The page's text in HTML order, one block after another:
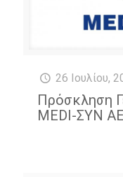
26 Ιουλίου,
Πρόσκληση
MEDI-ΣΥΝ ΑΕ